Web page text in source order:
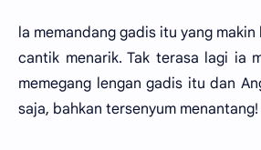
la memandang gadis itu yang makin
cantik menarik. Tak terasa lagi ia
memegang lengan gadis itu dan
saja, bahkan tersenyum menantang!